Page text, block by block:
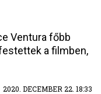
Ventura főbb
a filmben,
2020. DECEMBER 22. 18:33